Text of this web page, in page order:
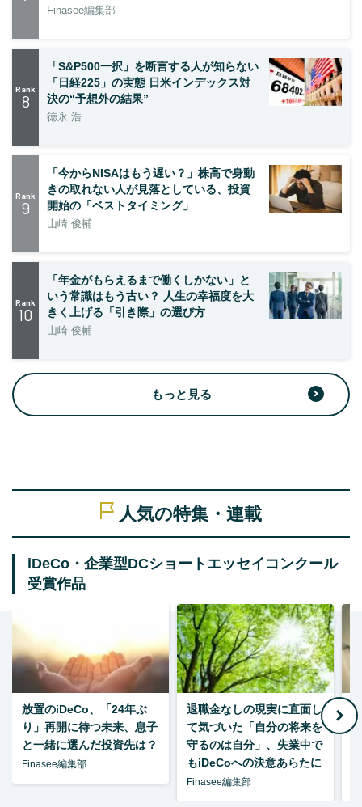
Finasee編集部
Rank
8
「S&P500一択」を断言する人が知らない
「日経225」の実態 日米インデックス対
決の“予想外の結果”
徳永 浩
Rank
9
「今からNISAはもう遅い？」株高で身動
きの取れない人が見落としている、投資
開始の「ベストタイミング」
山崎 俊輔
Rank
10
「年金がもらえるまで働くしかない」と
いう常識はもう古い？ 人生の幸福度を大
きく上げる「引き際」の選び方
山崎 俊輔
もっと見る
人気の特集・連載
iDeCo・企業型DCショートエッセイコンクール
受賞作品
放置のiDeCo、「24年ぶ
り」再開に待つ未来、息子
と一緒に選んだ投資先は？
Finasee編集部
退職金なしの現実に直面し
て気づいた「自分の将来を
守るのは自分」、失業中で
もiDeCoへの決意あらたに
Finasee編集部